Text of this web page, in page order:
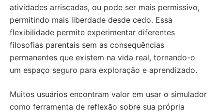
atividades arriscadas, ou pode ser mais permissivo,
permitindo mais liberdade desde cedo. Essa
flexibilidade permite experimentar diferentes
filosofias parentais sem as consequências
permanentes que existem na vida real, tornando-o
um espaço seguro para exploração e aprendizado.
Muitos usuários encontram valor em usar o simulador
como ferramenta de reflexão sobre sua própria